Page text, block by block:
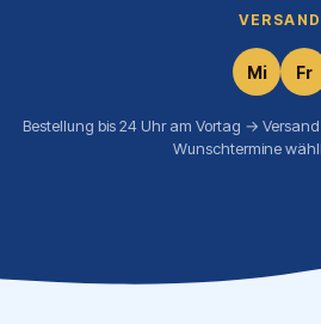
Mi Fr
Bestellung bis 24 Uhr am Vortag →
Wunschtermine